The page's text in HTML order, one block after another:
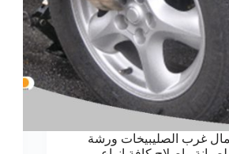
غرب الصليبيخات ورشة